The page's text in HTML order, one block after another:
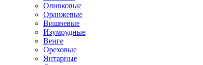
Оливковые
Оранжевые
Вишневые
Изумрудные
Венге
Ореховые
Янтарные